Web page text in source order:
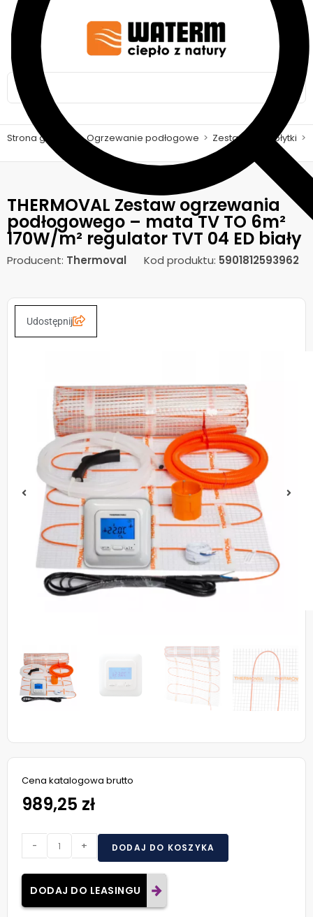
Strona główna > Ogrzewanie podłogowe > Zestawy pod płytki >
THERMOVAL Zestaw ogrzewania
podłogowego – mata TV TO 6m²
170W/m² regulator TVT 04 ED biały
Producent: Thermoval Kod produktu: 5901812593962
Udostępnij
Cena katalogowa brutto
989,25 zł
- + DODAJ DO KOSZYKA
DODAJ DO LEASINGU